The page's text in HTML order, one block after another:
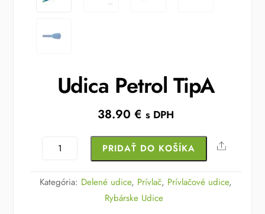
Udica Petrol TipA
38.90€ s DPH
množstvo
Petrol
TipA
PRIDAŤ DO KOŠÍKA Share
Kategória: Delené udice, Prívlač, Prívlačové udice,
Rybárske Udice